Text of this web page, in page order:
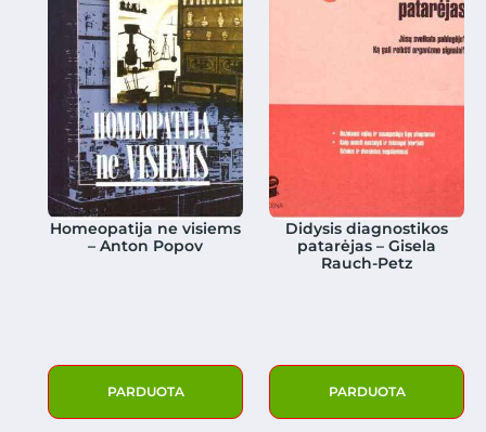
Homeopatija ne visiems
– Anton Popov
PARDUOTA
Didysis diagnostikos
patarėjas – Gisela
Rauch-Petz
PARDUOTA